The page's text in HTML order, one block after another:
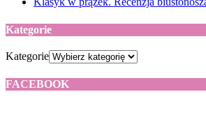
Kategorie
Kategorie
FACEBOOK